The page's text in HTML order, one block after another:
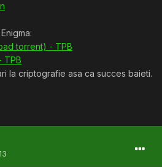
torrent) - TPB
TPB
la criptografie asa ca succes baieti.